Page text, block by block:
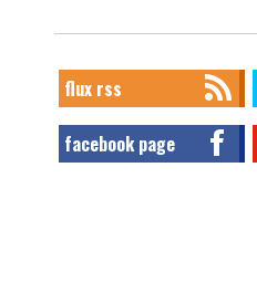
flux rss
facebook page